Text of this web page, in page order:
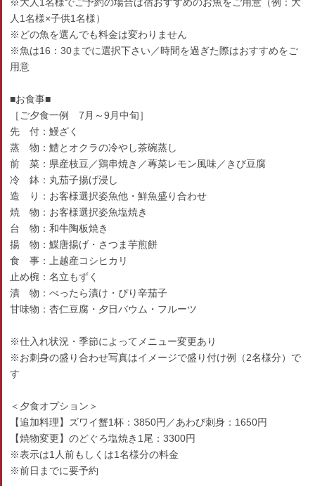
人1名様×子供1名様）
※どの魚を選んでも料金は変わりません
※魚は16：30までに選択下さい／時間を過ぎた際はおすすめをご
用意
■お食事■
［ご夕食一例 7月～9月中旬］
先 付：鰻ざく
蒸 物：鱧とオクラの冷やし茶碗蒸し
前 菜：県産枝豆／鶏串焼き／蓴菜レモン風味／きび豆腐
冷 鉢：丸茄子揚げ浸し
造 り：お客様選択姿魚他・鮮魚盛り合わせ
焼 物：お客様選択姿魚塩焼き
台 物：和牛陶板焼き
揚 物：鰈唐揚げ・さつま芋煎餅
食 事：上越産コシヒカリ
止め椀：名立もずく
漬 物：べったら漬け・ぴり辛茄子
甘味物：杏仁豆腐・夕日バウム・フルーツ
※仕入れ状況・季節によってメニュー変更あり
※お刺身の盛り合わせ写真はイメージで盛り付け例（2名様分）で
す
＜夕食オプション＞
【追加料理】ズワイ蟹1杯：3850円／あわび刺身：1650円
【焼物変更】のどぐろ塩焼き1尾：3300円
※表示は1人前もしくは1名様分の料金
※前日までに要予約